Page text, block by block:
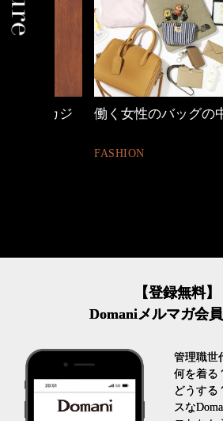
働く女性のバッグの中身
FASHION
【登録無料】
Domaniメルマガ会
管理職世
何を着る
どうする
スな